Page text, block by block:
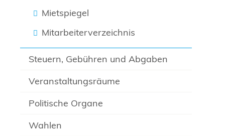
Mietspiegel
Mitarbeiterverzeichnis
Steuern, Gebühren und Abgaben
Veranstaltungsräume
Politische Organe
Wahlen